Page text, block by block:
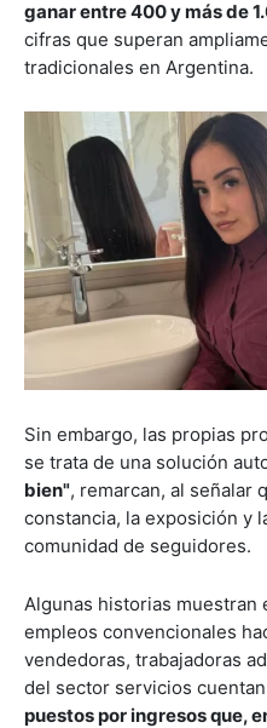
ganar entre 400 y más de
cifras que superan
tradicionales en Argentina.
Sin embargo, las propias
se trata de una solución
bien", remarcan, al señalar
constancia, la exposición y
comunidad de seguidores.
Algunas historias muestran
empleos convencionales
vendedoras, trabajadoras
del sector servicios
puestos por ingresos que,